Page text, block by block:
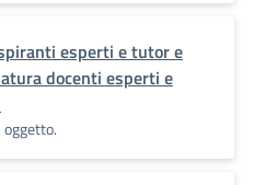
esperti e tutor e
docenti esperti e
oggetto.